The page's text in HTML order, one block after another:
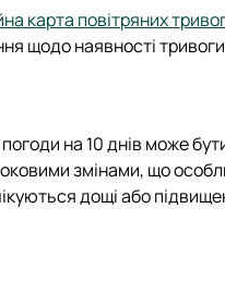
карта повітряних тривог
щодо наявності
на 10 днів може
змінами, що
дощі або